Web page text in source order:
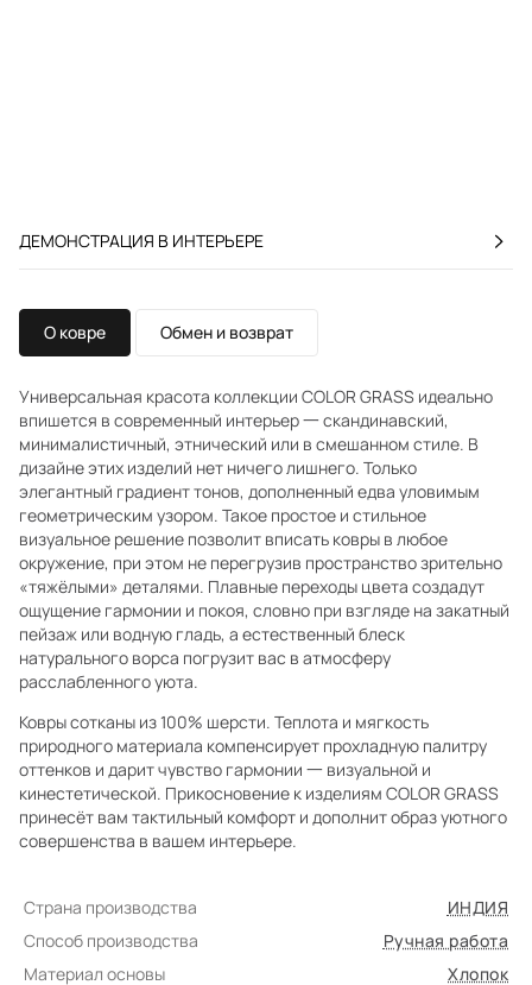
ДЕМОНСТРАЦИЯ В ИНТЕРЬЕРЕ
О ковре Обмен и возврат
Универсальная красота коллекции COLOR GRASS идеально
впишется в современный интерьер 一 скандинавский,
минималистичный, этнический или в смешанном стиле. В
дизайне этих изделий нет ничего лишнего. Только
элегантный градиент тонов, дополненный едва уловимым
геометрическим узором. Такое простое и стильное
визуальное решение позволит вписать ковры в любое
окружение, при этом не перегрузив пространство зрительно
«тяжёлыми» деталями. Плавные переходы цвета создадут
ощущение гармонии и покоя, словно при взгляде на закатный
пейзаж или водную гладь, а естественный блеск
натурального ворса погрузит вас в атмосферу
расслабленного уюта.
Ковры сотканы из 100% шерсти. Теплота и мягкость
природного материала компенсирует прохладную палитру
оттенков и дарит чувство гармонии 一 визуальной и
кинестетической. Прикосновение к изделиям COLOR GRASS
принесёт вам тактильный комфорт и дополнит образ уютного
совершенства в вашем интерьере.
Страна производства
ИНДИЯ
Способ производства
Ручная работа
Материал основы
Хлопок